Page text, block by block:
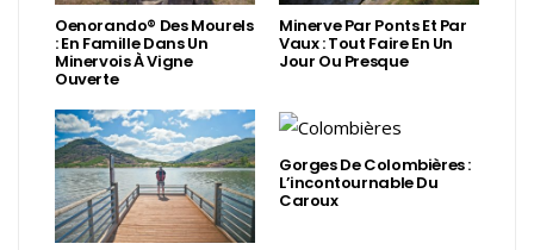
Oenorando® Des Mourels
: En Famille Dans Un
Minervois À Vigne
Ouverte
Minerve Par Ponts Et Par
Vaux : Tout Faire En Un
Jour Ou Presque
Gorges De Colombières :
L’incontournable Du
Caroux